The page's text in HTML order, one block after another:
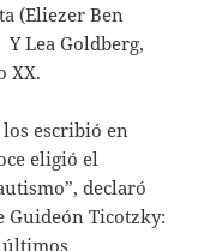
(Eliezer Ben
Lea Goldberg,
XX.
escribió en
eligió el
declaró
Guideón Ticotzky:
últimos